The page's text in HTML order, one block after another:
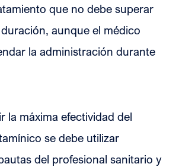
que no debe superar
aunque el médico
la administración durante
la máxima efectividad del
se debe utilizar
del profesional sanitario y